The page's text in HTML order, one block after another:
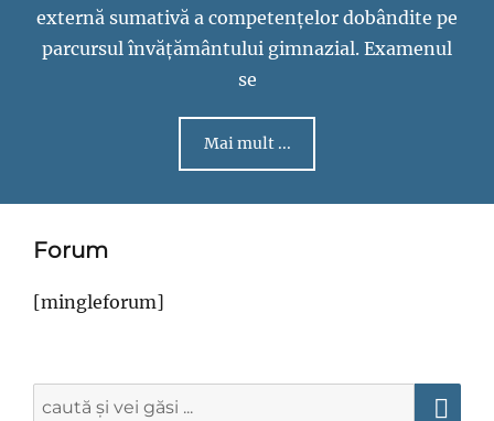
externă sumativă a competențelor dobândite pe
parcursul învățământului gimnazial. Examenul
se
Mai mult ...
Forum
[mingleforum]